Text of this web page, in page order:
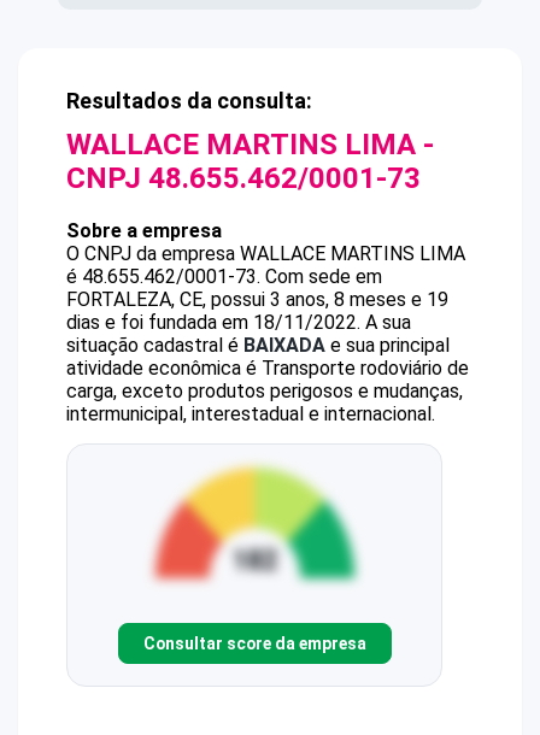
Resultados da consulta:
WALLACE MARTINS LIMA -
CNPJ 48.655.462/0001-73
Sobre a empresa
O CNPJ da empresa WALLACE MARTINS LIMA
é 48.655.462/0001-73. Com sede em
FORTALEZA, CE, possui 3 anos, 8 meses e 19
dias e foi fundada em 18/11/2022. A sua
situação cadastral é BAIXADA e sua principal
atividade econômica é Transporte rodoviário de
carga, exceto produtos perigosos e mudanças,
intermunicipal, interestadual e internacional.
Consultar score da empresa